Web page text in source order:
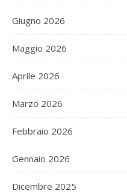
Giugno 2026
Maggio 2026
Aprile 2026
Marzo 2026
Febbraio 2026
Gennaio 2026
Dicembre 2025